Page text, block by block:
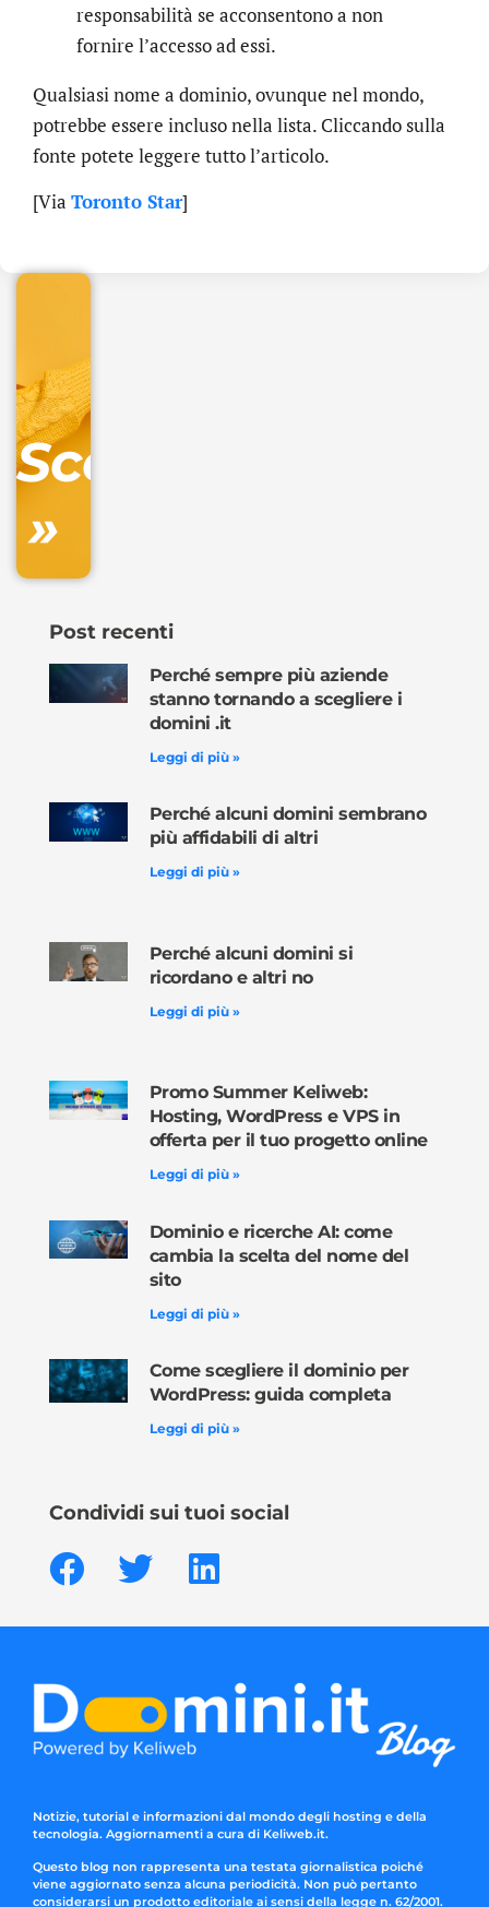
responsabilità se acconsentono a non
fornire l’accesso ad essi.
Qualsiasi nome a dominio, ovunque nel mondo,
potrebbe essere incluso nella lista. Cliccando sulla
fonte potete leggere tutto l’articolo.
[Via Toronto Star]
Scopri
»
.online
Post recenti
Perché sempre più aziende
stanno tornando a scegliere i
domini .it
Leggi di più »
Perché alcuni domini sembrano
più affidabili di altri
Leggi di più »
Perché alcuni domini si
ricordano e altri no
Leggi di più »
Promo Summer Keliweb:
Hosting, WordPress e VPS in
offerta per il tuo progetto online
Leggi di più »
Dominio e ricerche AI: come
cambia la scelta del nome del
sito
Leggi di più »
Come scegliere il dominio per
WordPress: guida completa
Leggi di più »
Condividi sui tuoi social
Notizie, tutorial e informazioni dal mondo degli hosting e della
tecnologia. Aggiornamenti a cura di Keliweb.it.
Questo blog non rappresenta una testata giornalistica poiché
viene aggiornato senza alcuna periodicità. Non può pertanto
considerarsi un prodotto editoriale ai sensi della legge n. 62/2001.